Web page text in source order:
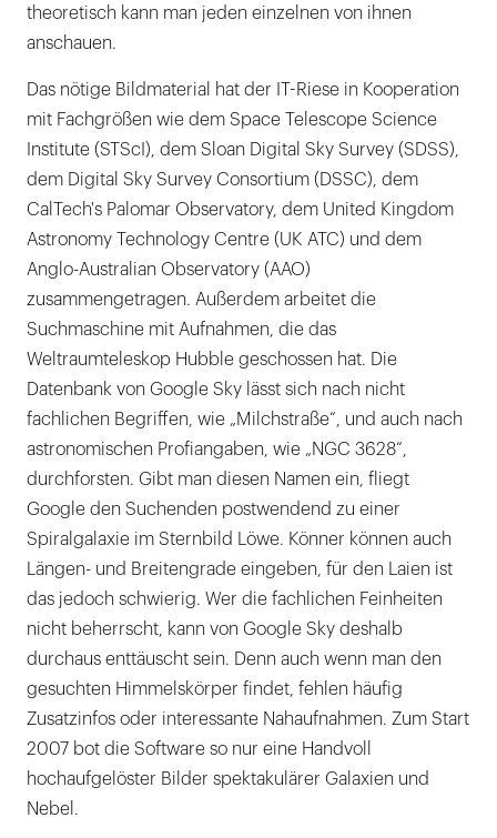
theoretisch kann man jeden einzelnen von ihnen
anschauen.
Das nötige Bildmaterial hat der IT-Riese in Kooperation
mit Fachgrößen wie dem Space Telescope Science
Institute (STScI), dem Sloan Digital Sky Survey (SDSS),
dem Digital Sky Survey Consortium (DSSC), dem
CalTech's Palomar Observatory, dem United Kingdom
Astronomy Technology Centre (UK ATC) und dem
Anglo-Australian Observatory (AAO)
zusammengetragen. Außerdem arbeitet die
Suchmaschine mit Aufnahmen, die das
Weltraumteleskop Hubble geschossen hat. Die
Datenbank von Google Sky lässt sich nach nicht
fachlichen Begriffen, wie „Milchstraße“, und auch nach
astronomischen Profiangaben, wie „NGC 3628“,
durchforsten. Gibt man diesen Namen ein, fliegt
Google den Suchenden postwendend zu einer
Spiralgalaxie im Sternbild Löwe. Könner können auch
Längen- und Breitengrade eingeben, für den Laien ist
das jedoch schwierig. Wer die fachlichen Feinheiten
nicht beherrscht, kann von Google Sky deshalb
durchaus enttäuscht sein. Denn auch wenn man den
gesuchten Himmelskörper findet, fehlen häufig
Zusatzinfos oder interessante Nahaufnahmen. Zum Start
2007 bot die Software so nur eine Handvoll
hochaufgelöster Bilder spektakulärer Galaxien und
Nebel.